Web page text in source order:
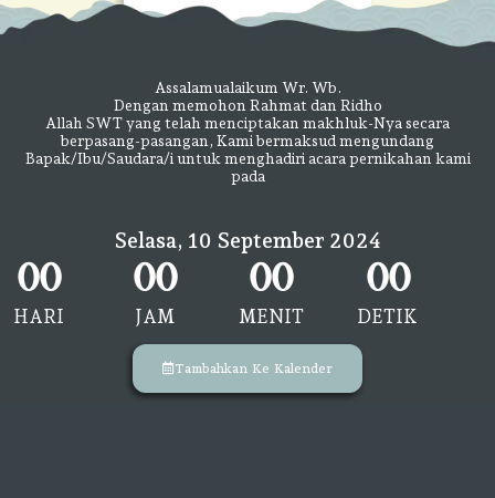
Assalamualaikum Wr. Wb.
Dengan memohon Rahmat dan Ridho
Allah SWT yang telah menciptakan makhluk-Nya secara
berpasang-pasangan, Kami bermaksud mengundang
Bapak/Ibu/Saudara/i untuk menghadiri acara pernikahan kami
pada
Selasa, 10 September 2024
00
HARI
00
JAM
00
MENIT
00
DETIK
Tambahkan Ke Kalender